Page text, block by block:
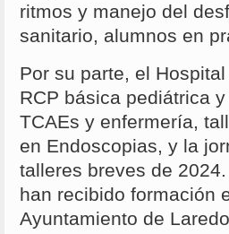
ritmos y manejo del
sanitario, alumnos en
Por su parte, el
RCP básica pediátrica
TCAEs y enfermería,
en Endoscopias, y la
talleres breves de
han recibido formación
Ayuntamiento de